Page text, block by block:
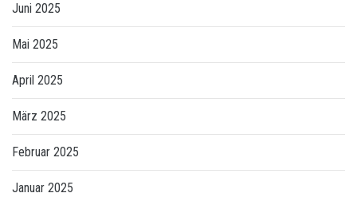
Juni 2025
Mai 2025
April 2025
März 2025
Februar 2025
Januar 2025